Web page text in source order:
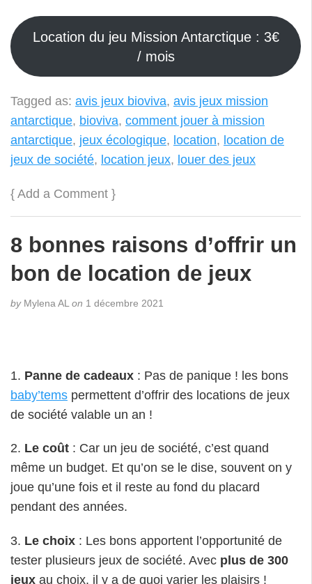
Location du jeu Mission Antarctique : 3€
/ mois
Tagged as: avis jeux bioviva, avis jeux mission
antarctique, bioviva, comment jouer à mission
antarctique, jeux écologique, location, location de
jeux de société, location jeux, louer des jeux
{ Add a Comment }
8 bonnes raisons d’offrir un
bon de location de jeux
byMylena AL on 1 décembre 2021
1. Panne de cadeaux : Pas de panique ! les bons
baby’tems permettent d’offrir des locations de jeux
de société valable un an !
2. Le coût : Car un jeu de société, c’est quand
même un budget. Et qu’on se le dise, souvent on y
joue qu’une fois et il reste au fond du placard
pendant des années.
3. Le choix : Les bons apportent l’opportunité de
tester plusieurs jeux de société. Avec plus de 300
jeux au choix, il y a de quoi varier les plaisirs !